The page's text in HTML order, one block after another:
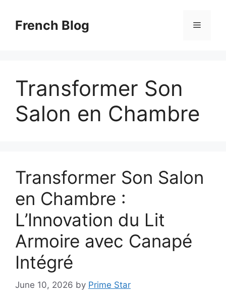
contentFrench Blog Menu
Transformer Son
Salon en Chambre
Transformer Son Salon
en Chambre :
L’Innovation du Lit
Armoire avec Canapé
Intégré
June 10, 2026 by Prime Star